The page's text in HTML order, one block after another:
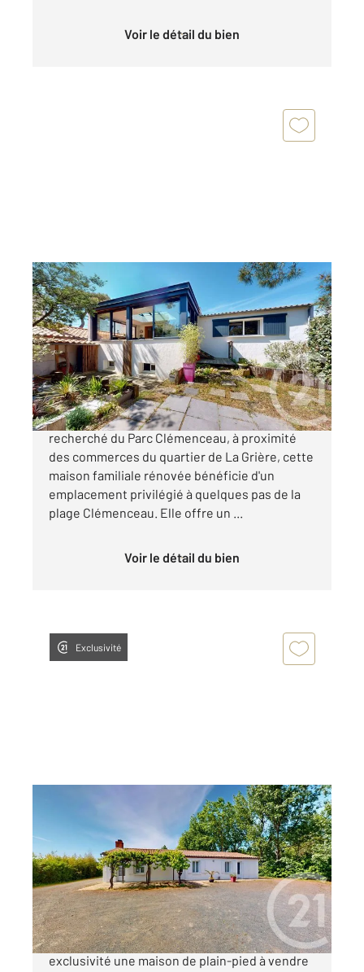
Voir le détail du bien
LA TRANCHE SUR MER 85
139,61 m2, 9 pièces
Ref : 2842
Maison à vendre
621 900 €
À La Tranche sur Mer, dans le secteur
recherché du Parc Clémenceau, à proximité
des commerces du quartier de La Grière, cette
maison familiale rénovée bénéficie d'un
emplacement privilégié à quelques pas de la
plage Clémenceau. Elle offre un ...
Voir le détail du bien
Exclusivité
Ref : 3005
Maison à vendre
234 300 €
CENTURY 21 Côte de Lumière vous propose en
exclusivité une maison de plain-pied à vendre